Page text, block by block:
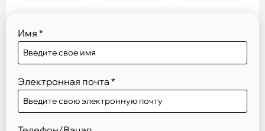
Имя *
Электронная почта *